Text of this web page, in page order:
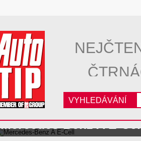
VYHLEDÁVÁNÍ
Mercedes-Benz A E-